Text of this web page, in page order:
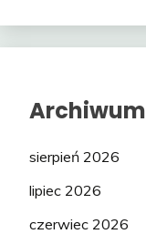
Archiwum
sierpień 2026
lipiec 2026
czerwiec 2026